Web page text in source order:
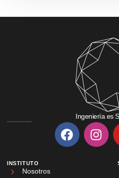
Ingeniería es
INSTITUTO
Nosotros